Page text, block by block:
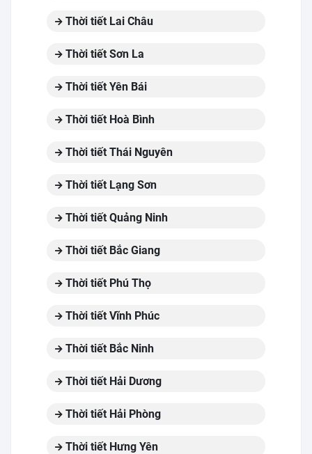
Thời tiết Lai Châu
Thời tiết Sơn La
Thời tiết Yên Bái
Thời tiết Hoà Bình
Thời tiết Thái Nguyên
Thời tiết Lạng Sơn
Thời tiết Quảng Ninh
Thời tiết Bắc Giang
Thời tiết Phú Thọ
Thời tiết Vĩnh Phúc
Thời tiết Bắc Ninh
Thời tiết Hải Dương
Thời tiết Hải Phòng
Thời tiết Hưng Yên